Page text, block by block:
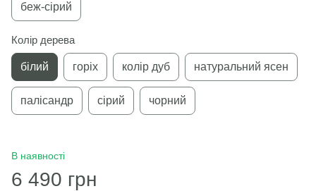
беж-сірий
Колір дерева
білий горіх колір дуб натуральний ясен
палісандр сірий чорний
В наявності
6 490 грн